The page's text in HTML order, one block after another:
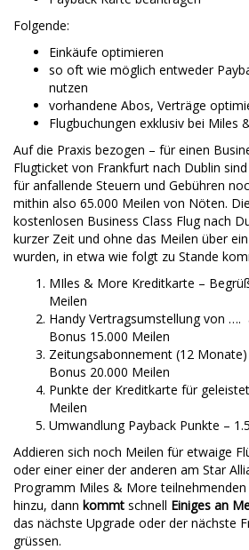
Folgende:
Einkäufe optimieren
so oft wie möglich entweder
nutzen
vorhandene Abos, Verträge
Flugbuchungen exklusiv bei Miles
Auf die Praxis bezogen – für einen
Flugticket von Frankfurt nach Dublin
für anfallende Steuern und Gebühren
mithin also 65.000 Meilen von Nöten.
kostenlosen Business Class Flug nach
kurzer Zeit und ohne das Meilen über
wurden, in etwa wie folgt zu Stande
MIles & More Kreditkarte –
Meilen
Handy Vertragsumstellung von ….
Bonus 15.000 Meilen
Zeitungsabonnement (12 Monate)
Bonus 20.000 Meilen
Punkte der Kreditkarte für
Meilen
Umwandlung Payback Punkte –
Addieren sich noch Meilen für etwaige
oder einer einer der anderen am Star
Programm Miles & More teilnehmenden
hinzu, dann kommt schnell Einiges an
das nächste Upgrade oder der nächste
grüssen.